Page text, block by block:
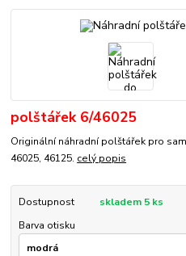
polštářek 6/46025
Originální náhradní polštářek pro
46025, 46125. celý popis
Dostupnost
skladem 5 ks
Barva otisku